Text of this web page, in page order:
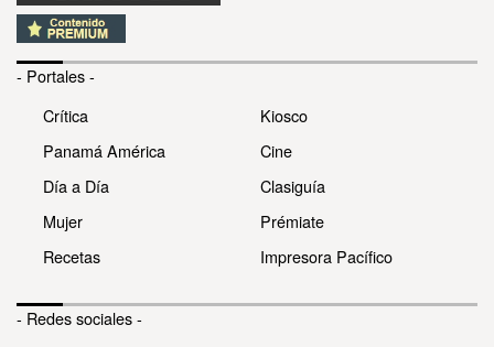
- Portales -
Crítica
Panamá América
Día a Día
Mujer
Recetas
Kiosco
Cine
Clasiguía
Prémiate
Impresora Pacífico
- Redes sociales -